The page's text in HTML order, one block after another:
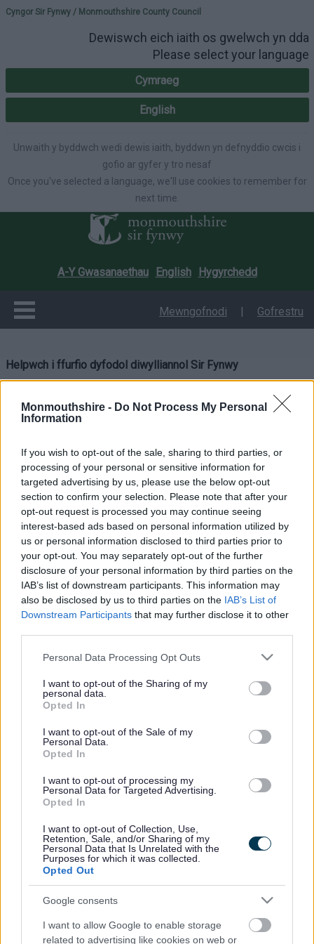
Monmouthshire - Do Not Process My Personal
Information
If you wish to opt-out of the sale, sharing to third parties, or
processing of your personal or sensitive information for
targeted advertising by us, please use the below opt-out
section to confirm your selection. Please note that after your
opt-out request is processed you may continue seeing
interest-based ads based on personal information utilized by
us or personal information disclosed to third parties prior to
your opt-out. You may separately opt-out of the further
disclosure of your personal information by third parties on the
IAB’s list of downstream participants. This information may
also be disclosed by us to third parties on the IAB’s List of
Downstream Participants that may further disclose it to other
Please note that this website/app uses one or more Google
not limited to your visit or usage behaviour. You may click to
grant or deny consent to Google and its third-party tags to
use your data for below specified purposes in below Google
consent section.
Personal Data Processing Opt Outs
I want to opt-out of the Sharing of my
personal data.
Opted In
I want to opt-out of the Sale of my
Personal Data.
Opted In
I want to opt-out of processing my
Personal Data for Targeted Advertising.
Opted In
I want to opt-out of Collection, Use,
Retention, Sale, and/or Sharing of my
Personal Data that Is Unrelated with the
Purposes for which it was collected.
Opted Out
Google consents
I want to allow Google to enable storage
related to advertising like cookies on web or
Please select your
Cyngor Sir Fynwy / Monmouthshire County Council
Dewiswch eich iaith os gwelwch yn dda
Please select your language
Cymraeg
English
Unwaith y byddwch wedi dewis iaith, byddwn yn defnyddio cwcis i
gofio ar gyfer y tro nesaf
Once you've selected a language, we'll use cookies to remember for
next time.
A-Y Gwasanaethau English Hygyrchedd
Mewngofnodi | Gofrestru
Helpwch i ffurfio dyfodol diwylliannol Sir Fynwy
Helpwch i ffurfio
Fynwy
Mae Cyngor Sir Fynwy newydd lansio ymgynghoriad newydd,
a fydd yn mynd tan ddydd Sul, 14 Rhagfyr 2025, o gylch thema
diwylliant a gweithgareddau diwylliannol yn y sir.
Mae ymgynghoriad Siarad am Ddiwylliant yn gofyn am eich
meddyliau a’ch syniadau i helpu i lunio’r Strategaeth
Ddiwylliannol arfaethedig ar gyfer Sir Fynwy rhwng 2025 a
2035.
Os ydych chi’n ymwneud â gweithgareddau diwylliannol neu
os oes gennych ddiddordeb mewn gweithgareddau
diwylliannol fel celf, perfformio, drama, cerddoriaeth, crefftau,
diwylliannol Sir Fynwy ei gwmpasu, rydym yn eich annog i
gymryd rhan yn yr ymgynghoriad.
Bydd y wybodaeth y bydd yr arolwg ymgynghori yn ei chasglu
yn helpu i lunio Strategaeth Ddiwylliannol arfaethedig y cyngor
gyda’r nod o sbarduno newid cadarnhaol ar draws y sir a
gwneud diwylliant yn fwy cynhwysol, hygyrch a gweladwy i
bawb yn Sir Fynwy.
Dywedodd y Cynghorydd Sara Burch, yr Aelod Cabinet sy’n
gyfrifol am ddiwylliant: “Mae diwylliant yn rhan annatod o’r sir
a’i hunaniaeth. Mae’n rhoi profiadau creadigol ar y cyd lle
gallwn fynegi, dysgu a myfyrio ar ein hanes, ein lle, materion
cymdeithasol a’n bywydau personol. Gall y profiadau hyn wella